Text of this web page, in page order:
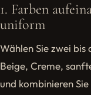
1. Farben
uniform
Wählen Sie zwei
Beige, Creme,
und kombinieren